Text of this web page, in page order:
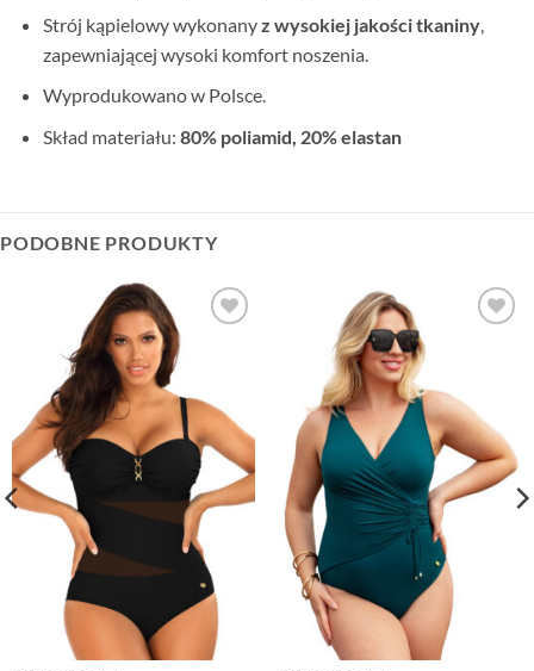
Strój kąpielowy wykonanyz wysokiej jakości tkaniny,
zapewniającej wysoki komfort noszenia.
Wyprodukowano w Polsce.
Skład materiału: 80% poliamid, 20% elastan
PODOBNE PRODUKTY